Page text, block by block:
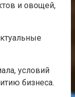
и овощей,
условий
бизнеса.